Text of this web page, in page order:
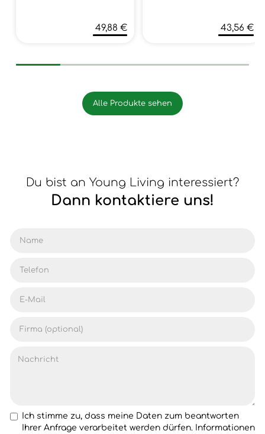
49,88 € 43,56 €
Alle Produkte sehen
Du bist an Young Living interessiert?
Dann kontaktiere uns!
Ich stimme zu, dass meine Daten zum beantworten
Ihrer Anfrage verarbeitet werden dürfen. Informationen